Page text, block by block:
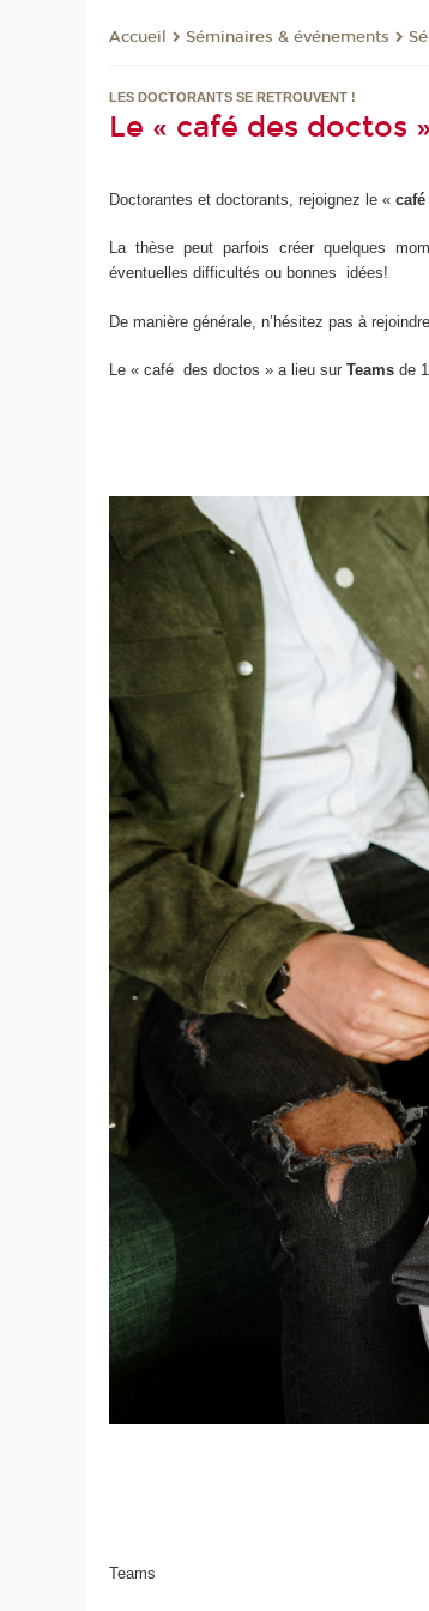
Accueil Séminaires & événements
LES DOCTORANTS SE RETROUVENT !
Le « café des doctos »
Doctorantes et doctorants, rejoignez le «
La thèse peut parfois créer quelques
éventuelles difficultés ou bonnes idées!
De manière générale, n’hésitez pas à
Le « café des doctos » a lieu surTeamsde
Teams